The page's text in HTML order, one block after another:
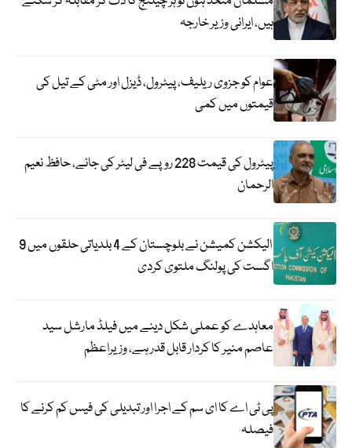
ہیں، ایرانی وزیر خارجہ
عوام کو جزوی ریلیف، پیٹرول، ڈیزل اور مٹی کے تیل کی
قیمتوں میں کمی
پیٹرول کی قیمت 228 روپے فی لیٹر کی جائے، حافظ نعیم
الرحمان
الیکشن کمیشن نے بلوچستان کے 4 بلدیاتی حلقوں میں 9
اگست کی پولنگ ملتوی کردی
معاہدے کو عملی شکل دینے میں فیلڈ مارشل سید
عاصم منیر کا کردار قابل قدر ہے، وزیراعظم
پی ٹی اے کا ای سم کے اجرا اور تبدیلی کی فیس کم کرنے کا
فیصلہ